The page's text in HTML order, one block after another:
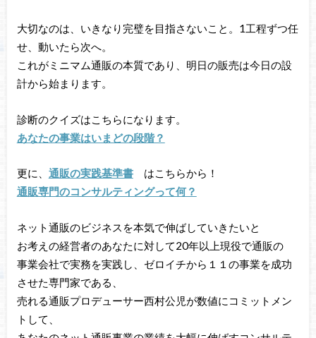
大切なのは、いきなり完璧を目指さないこと。1工程ずつ任
せ、動いたら次へ。
これがミニマム通販の本質であり、明日の販売は今日の設
計から始まります。
診断のクイズはこちらになります。
あなたの事業はいまどの段階？
更に、 通販の実践基準書はこちらから！
通販専門のコンサルティングって何？
ネット通販のビジネスを本気で伸ばしていきたいと
お考えの経営者のあなたに対して20年以上現役で通販の
事業会社で実務を実践し、ゼロイチから１１の事業を成功
させた専門家である、
売れる通販プロデューサー西村公児が数値にコミットメン
トして、